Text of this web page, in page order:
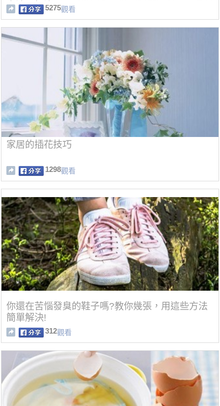
方法可根治！
5275觀看
家居的插花技巧
1298觀看
你還在苦惱發臭的鞋子嗎?教你幾張，用這些方法
簡單解決!
312觀看